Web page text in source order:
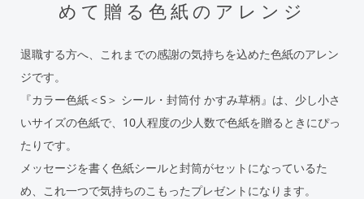
めて贈る色紙のアレンジ
退職する方へ、これまでの感謝の気持ちを込めた色紙のアレン
ジです。
『カラー色紙＜S＞ シール・封筒付 かすみ草柄』は、少し小さ
いサイズの色紙で、10人程度の少人数で色紙を贈るときにぴっ
たりです。
メッセージを書く色紙シールと封筒がセットになっているた
め、これ一つで気持ちのこもったプレゼントになります。